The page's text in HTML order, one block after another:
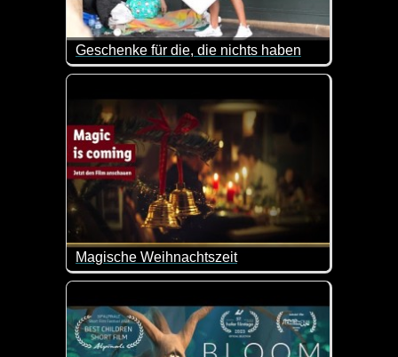
Geschenke für die, die nichts haben
Ist das nicht eine schöne Geste? Dieser Mann
Magische Weihnachtszeit
Egal wie alt wir sind: die Weihnachtszeit ist